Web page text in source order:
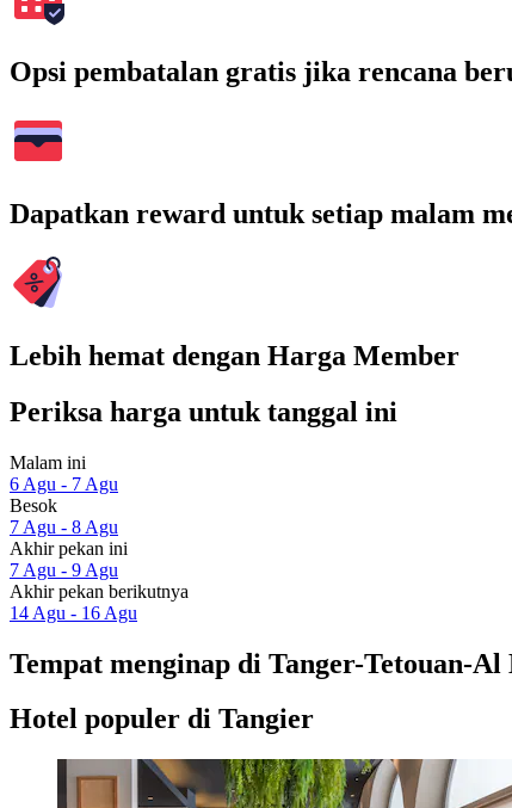
Opsi pembatalan gratis jika rencana
Dapatkan reward untuk setiap malam
Lebih hemat dengan Harga Member
Periksa harga untuk tanggal ini
Malam ini
6 Agu - 7 Agu
Besok
7 Agu - 8 Agu
Akhir pekan ini
7 Agu - 9 Agu
Akhir pekan berikutnya
14 Agu - 16 Agu
Tempat menginap di Tanger-Tetouan-Al
Hotel populer di Tangier